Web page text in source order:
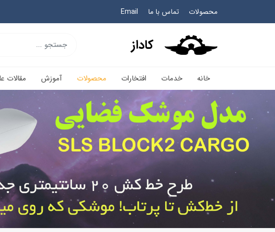
محصولات تماس با ما Email
کاداز
خانه خدمات افتخارات محصولات آموزش مقالات